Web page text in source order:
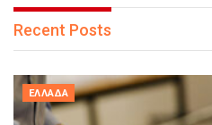
Recent Posts
ΕΛΛΆΔΑ